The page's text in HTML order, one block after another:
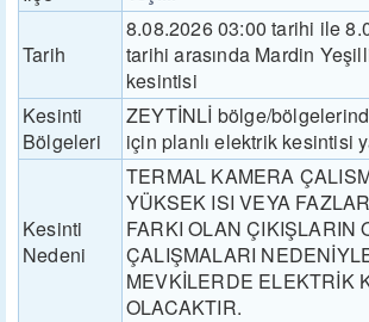
Tarih
8.08.2026 03:00 tarihi ile
tarihi arasında Mardin
kesintisi
Kesinti
Bölgeleri
ZEYTİNLİ bölge/
için planlı elektrik kesintisi
Kesinti
Nedeni
TERMAL KAMERA
YÜKSEK ISI VEYA
FARKI OLAN ÇIKIŞLARIN
ÇALIŞMALARI
MEVKİLERDE ELEKTRİK
OLACAKTIR.